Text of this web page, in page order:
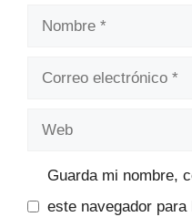
Nombre
Correo
Web
Guarda mi nombre,
este navegador